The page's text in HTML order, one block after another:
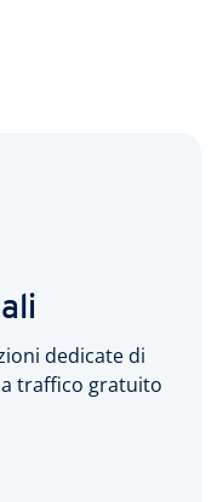
dedicate di
traffico gratuito